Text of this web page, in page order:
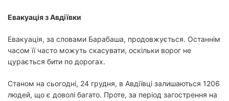
Евакуація з Авдіївки
Евакуація, за словами Барабаша, продовжується. Останнім
часом її часто можуть скасувати, оскільки ворог не
цурається бити по дорогах.
Станом на сьогодні, 24 грудня, в Авдіївці залишаються 1206
людей, що є доволі багато. Проте, за період загострення на